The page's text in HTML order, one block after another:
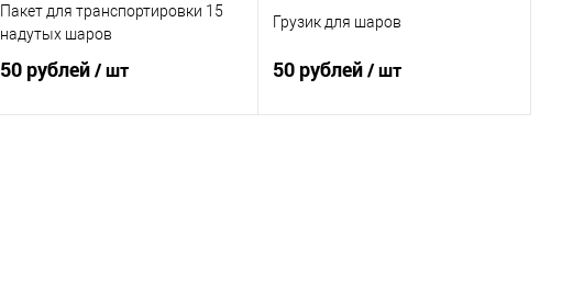
Пакет для транспортировки 15
надутых шаров
50 рублей/ шт
Грузик для шаров
50 рублей/ шт